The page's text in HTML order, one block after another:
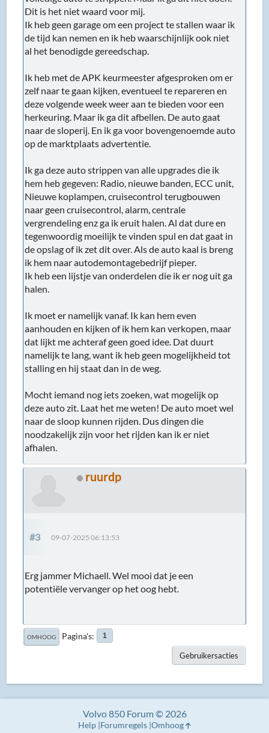
Dit is het niet waard voor mij.
Ik heb geen garage om een project te stallen waar ik
de tijd kan nemen en ik heb waarschijnlijk ook niet
al het benodigde gereedschap.
Ik heb met de APK keurmeester afgesproken om er
zelf naar te gaan kijken, eventueel te repareren en
deze volgende week weer aan te bieden voor een
herkeuring. Maar ik ga dit afbellen. De auto gaat
naar de sloperij. En ik ga voor bovengenoemde auto
op de marktplaats advertentie.
Ik ga deze auto strippen van alle upgrades die ik
hem heb gegeven: Radio, nieuwe banden, ECC unit,
Nieuwe koplampen, cruisecontrol terugbouwen
naar geen cruisecontrol, alarm, centrale
vergrendeling enz ga ik eruit halen. Al dat dure en
tegenwoordig moeilijk te vinden spul en dat gaat in
de opslag of ik zet dit over. Als de auto kaal is breng
ik hem naar autodemontagebedrijf pieper.
Ik heb een lijstje van onderdelen die ik er nog uit ga
halen.
Ik moet er namelijk vanaf. Ik kan hem even
aanhouden en kijken of ik hem kan verkopen, maar
dat lijkt me achteraf geen goed idee. Dat duurt
namelijk te lang, want ik heb geen mogelijkheid tot
stalling en hij staat dan in de weg.
Mocht iemand nog iets zoeken, wat mogelijk op
deze auto zit. Laat het me weten! De auto moet wel
naar de sloop kunnen rijden. Dus dingen die
noodzakelijk zijn voor het rijden kan ik er niet
afhalen.
ruurdp
#3 09-07-2025 06:13:53
Erg jammer Michaell. Wel mooi dat je een
potentiële vervanger op het oog hebt.
OMHOOG Pagina's 1
Gebruikersacties
Volvo 850 Forum © 2026
Help Forumregels Omhoog